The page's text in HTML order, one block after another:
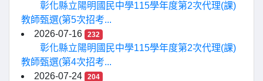
彰化縣立陽明國民中學115學年度第2次代理(課)
教師甄選(第5次招考...
2026-07-16
232
彰化縣立陽明國民中學115學年度第2次代理(課)
教師甄選(第4次招考...
2026-07-24
204